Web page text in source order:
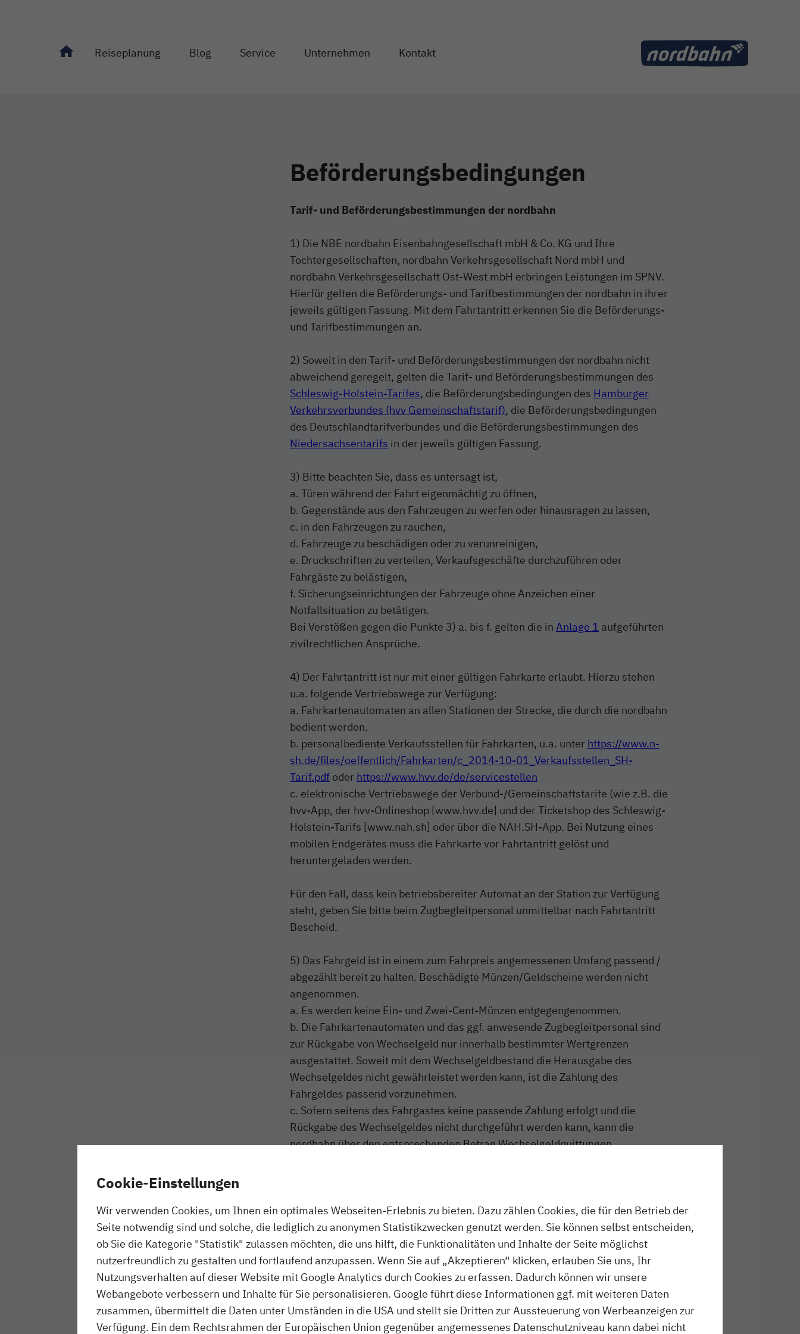
Reiseplanung Blog Service Unternehmen Kontakt
Beförderungsbedingungen
Tarif- und Beförderungsbestimmungen der nordbahn
1) Die NBE nordbahn Eisenbahngesellschaft mbH & Co. KG und Ihre
Tochtergesellschaften, nordbahn Verkehrsgesellschaft Nord mbH und
nordbahn Verkehrsgesellschaft Ost-West mbH erbringen Leistungen im SPNV.
Hierfür gelten die Beförderungs- und Tarifbestimmungen der nordbahn in ihrer
jeweils gültigen Fassung. Mit dem Fahrtantritt erkennen Sie die Beförderungs-
und Tarifbestimmungen an.
2) Soweit in den Tarif- und Beförderungsbestimmungen der nordbahn nicht
abweichend geregelt, gelten die Tarif- und Beförderungsbestimmungen des
Schleswig-Holstein-Tarifes, die Beförderungsbedingungen des Hamburger
Verkehrsverbundes (hvv Gemeinschaftstarif), die Beförderungsbedingungen
des Deutschlandtarifverbundes und die Beförderungsbestimmungen des
Niedersachsentarifs in der jeweils gültigen Fassung.
3) Bitte beachten Sie, dass es untersagt ist,
a. Türen während der Fahrt eigenmächtig zu öffnen,
b. Gegenstände aus den Fahrzeugen zu werfen oder hinausragen zu lassen,
c. in den Fahrzeugen zu rauchen,
d. Fahrzeuge zu beschädigen oder zu verunreinigen,
e. Druckschriften zu verteilen, Verkaufsgeschäfte durchzuführen oder
Fahrgäste zu belästigen,
f. Sicherungseinrichtungen der Fahrzeuge ohne Anzeichen einer
Notfallsituation zu betätigen.
Bei Verstößen gegen die Punkte 3) a. bis f. gelten die in Anlage 1 aufgeführten
zivilrechtlichen Ansprüche.
4) Der Fahrtantritt ist nur mit einer gültigen Fahrkarte erlaubt. Hierzu stehen
u.a. folgende Vertriebswege zur Verfügung:
a. Fahrkartenautomaten an allen Stationen der Strecke, die durch die nordbahn
bedient werden.
b. personalbediente Verkaufsstellen für Fahrkarten, u.a. unter https://www.n-
sh.de/files/oeffentlich/Fahrkarten/c_2014-10-01_Verkaufsstellen_SH-
Tarif.pdf oder https://www.hvv.de/de/servicestellen
c. elektronische Vertriebswege der Verbund-/Gemeinschaftstarife (wie z.B. die
hvv-App, der hvv-Onlineshop [www.hvv.de] und der Ticketshop des Schleswig-
Holstein-Tarifs [www.nah.sh] oder über die NAH.SH-App. Bei Nutzung eines
mobilen Endgerätes muss die Fahrkarte vor Fahrtantritt gelöst und
heruntergeladen werden.
Für den Fall, dass kein betriebsbereiter Automat an der Station zur Verfügung
steht, geben Sie bitte beim Zugbegleitpersonal unmittelbar nach Fahrtantritt
Bescheid.
5) Das Fahrgeld ist in einem zum Fahrpreis angemessenen Umfang passend /
abgezählt bereit zu halten. Beschädigte Münzen/Geldscheine werden nicht
angenommen.
a. Es werden keine Ein- und Zwei-Cent-Münzen entgegengenommen.
b. Die Fahrkartenautomaten und das ggf. anwesende Zugbegleitpersonal sind
zur Rückgabe von Wechselgeld nur innerhalb bestimmter Wertgrenzen
ausgestattet. Soweit mit dem Wechselgeldbestand die Herausgabe des
Wechselgeldes nicht gewährleistet werden kann, ist die Zahlung des
Fahrgeldes passend vorzunehmen.
c. Sofern seitens des Fahrgastes keine passende Zahlung erfolgt und die
Rückgabe des Wechselgeldes nicht durchgeführt werden kann, kann die
nordbahn über den entsprechenden Betrag Wechselgeldquittungen
entweder bar in den NAH.SH-Kundenzentren am Bahnhof Bad Segeberg oder
Eckernförde
oder entsprechend den Hinweisen an den betroffenen Fahrkartenautomaten
d. Beanstandungen des Wechselgeldes oder ausgestellter
Wechselgeldquittungen müssen sofort vorgebracht werden. Für die
Cookie-Einstellungen
Wir verwenden Cookies, um Ihnen ein optimales Webseiten-Erlebnis zu bieten. Dazu zählen Cookies, die für den Betrieb der
Seite notwendig sind und solche, die lediglich zu anonymen Statistikzwecken genutzt werden. Sie können selbst entscheiden,
ob Sie die Kategorie "Statistik" zulassen möchten, die uns hilft, die Funktionalitäten und Inhalte der Seite möglichst
nutzerfreundlich zu gestalten und fortlaufend anzupassen. Wenn Sie auf „Akzeptieren“ klicken, erlauben Sie uns, Ihr
Nutzungsverhalten auf dieser Website mit Google Analytics durch Cookies zu erfassen. Dadurch können wir unsere
Webangebote verbessern und Inhalte für Sie personalisieren. Google führt diese Informationen ggf. mit weiteren Daten
zusammen, übermittelt die Daten unter Umständen in die USA und stellt sie Dritten zur Aussteuerung von Werbeanzeigen zur
Verfügung. Ein dem Rechtsrahmen der Europäischen Union gegenüber angemessenes Datenschutzniveau kann dabei nicht